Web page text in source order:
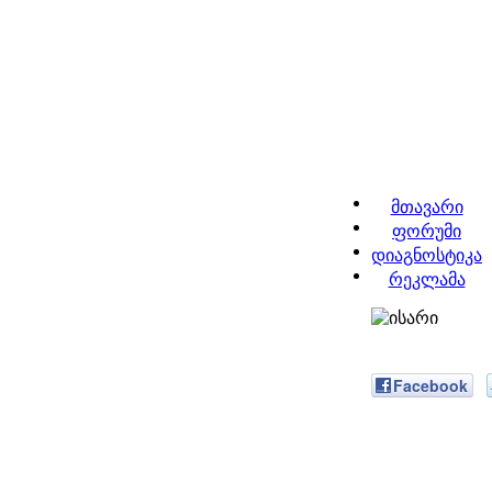
მთავარი
ფორუმი
დიაგნოსტიკა
რეკლამა
Facebook